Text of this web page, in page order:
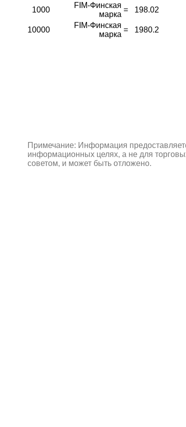
1000
FIM-Финская
марка
= 198.02
10000
FIM-Финская
марка
= 1980.2
Примечание: Информация
информационных целях, а не для
советом, и может быть отложено.